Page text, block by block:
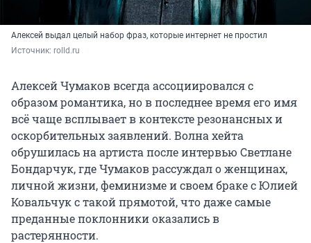
Алексей выдал целый набор фраз, которые интернет не простил
Источник: rolld.ru
Алексей Чумаков всегда ассоциировался с
образом романтика, но в последнее время его имя
всё чаще всплывает в контексте резонансных и
оскорбительных заявлений. Волна хейта
обрушилась на артиста после интервью Светлане
Бондарчук, где Чумаков рассуждал о женщинах,
личной жизни, феминизме и своем браке с Юлией
Ковальчук с такой прямотой, что даже самые
преданные поклонники оказались в
растерянности.